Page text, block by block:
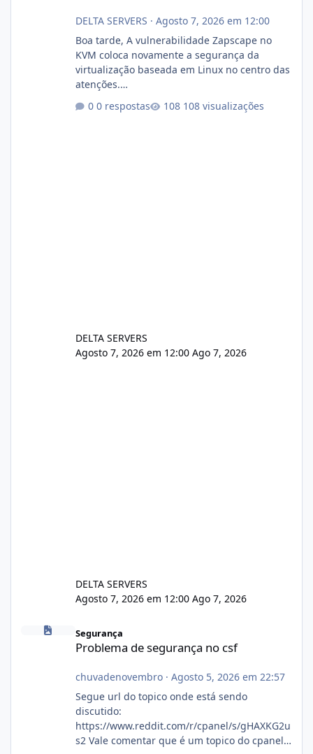
DELTA SERVERS · Agosto 7, 2026 em 12:00
Boa tarde, A vulnerabilidade Zapscape no
KVM coloca novamente a segurança da
virtualização baseada em Linux no centro das
atenções.
https://cloudlinux.statuspage.io/incidents/dlr
xjx23zz5f Criamos uma breve explicação:
0 respostas 108 visualizações
DELTA SERVERS
Agosto 7, 2026 em 12:00 Ago 7, 2026
DELTA SERVERS
Agosto 7, 2026 em 12:00 Ago 7, 2026
Problema de segurança no csf
Segurança
Problema de segurança no csf
chuvadenovembro· Agosto 5, 2026 em 22:57
Segue url do topico onde está sendo
discutido:
https://www.reddit.com/r/cpanel/s/gHAXKG2u
s2 Vale comentar que é um topico do cpanel...